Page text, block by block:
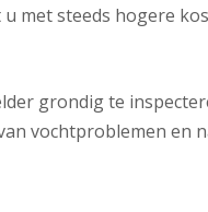
met steeds hogere
grondig te
vochtproblemen en